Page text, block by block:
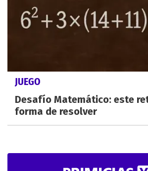
JUEGO
Desafío Matemático: este
forma de resolver